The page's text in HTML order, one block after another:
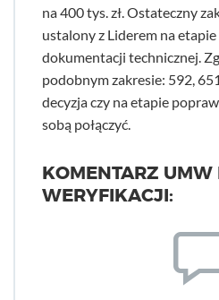
na 400 tys. zł. Ostateczny
ustalony z Liderem na
dokumentacji technicznej.
podobnym zakresie: 592,
decyzja czy na etapie
sobą połączyć.
KOMENTARZ UMW
WERYFIKACJI: